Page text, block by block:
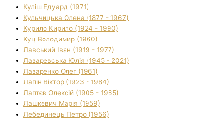
Куліш Едуард (1971)
Кульчицька Олена (1877 - 1967)
Курило Кирило (1924 - 1990)
Куц Володимир (1960)
Лавський Іван (1919 - 1977)
Лазаревська Юлія (1945 - 2021)
Лазаренко Олег (1961)
Лапін Віктор (1923 - 1984)
Лаптєв Олексій (1905 - 1965)
Лашкевич Марія (1959)
Лебединець Петро (1956)